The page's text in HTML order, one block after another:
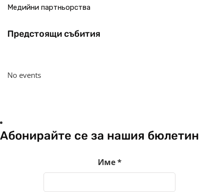
Медийни партньорства
Предстоящи събития
No events
Абонирайте се за нашия бюлетин
Име*